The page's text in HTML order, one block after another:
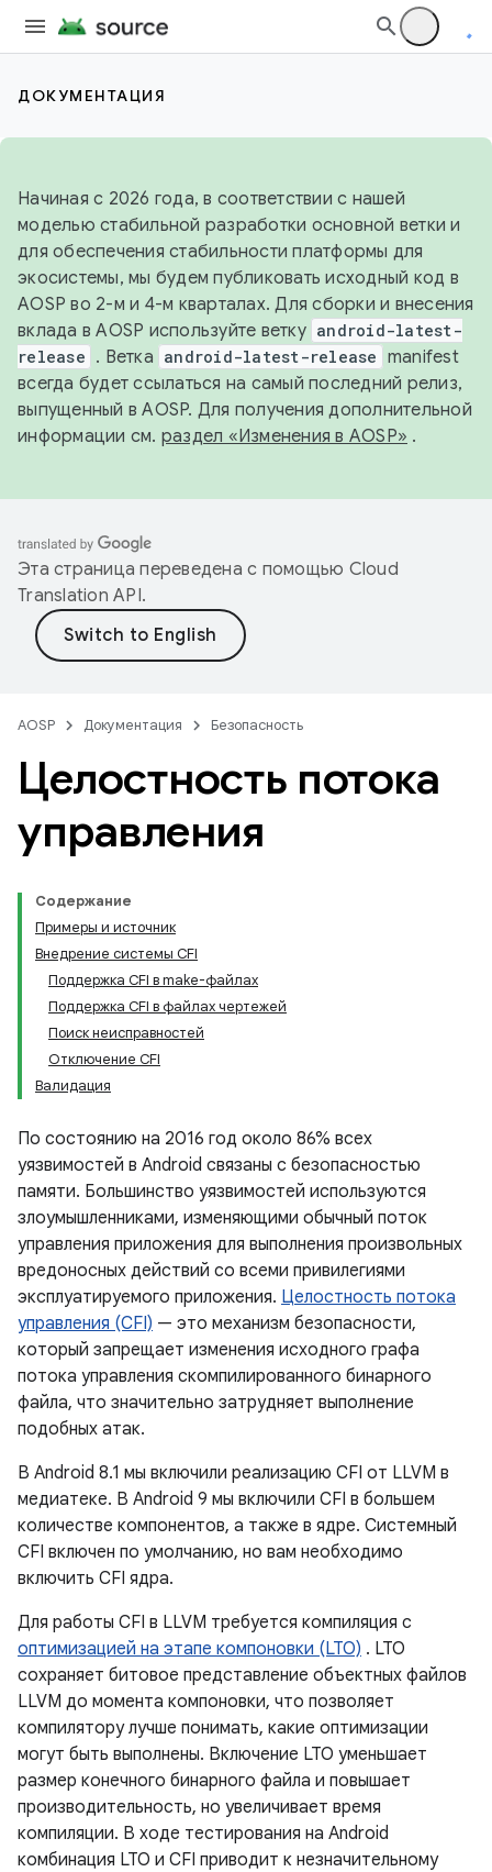
ДОКУМЕНТАЦИЯ
Начиная с 2026 года, в соответствии с нашей
моделью стабильной разработки основной ветки и
для обеспечения стабильности платформы для
экосистемы, мы будем публиковать исходный код в
AOSP во 2-м и 4-м кварталах. Для сборки и внесения
вклада в AOSP используйте ветку android-latest-
release . Ветка android-latest-release manifest
всегда будет ссылаться на самый последний релиз,
выпущенный в AOSP. Для получения дополнительной
информации см. раздел «Изменения в AOSP» .
Эта страница переведена с помощью Cloud
Translation API.
AOSP Документация Безопасность
Целостность потока
управления
Содержание
Примеры и источник
Внедрение системы CFI
Поддержка CFI в make-файлах
Поддержка CFI в файлах чертежей
Поиск неисправностей
Отключение CFI
Валидация
По состоянию на 2016 год около 86% всех
уязвимостей в Android связаны с безопасностью
памяти. Большинство уязвимостей используются
злоумышленниками, изменяющими обычный поток
управления приложения для выполнения произвольных
вредоносных действий со всеми привилегиями
эксплуатируемого приложения. Целостность потока
управления (CFI) — это механизм безопасности,
который запрещает изменения исходного графа
потока управления скомпилированного бинарного
файла, что значительно затрудняет выполнение
подобных атак.
В Android 8.1 мы включили реализацию CFI от LLVM в
медиатеке. В Android 9 мы включили CFI в большем
количестве компонентов, а также в ядре. Системный
CFI включен по умолчанию, но вам необходимо
включить CFI ядра.
Для работы CFI в LLVM требуется компиляция с
оптимизацией на этапе компоновки (LTO) . LTO
сохраняет битовое представление объектных файлов
LLVM до момента компоновки, что позволяет
компилятору лучше понимать, какие оптимизации
могут быть выполнены. Включение LTO уменьшает
размер конечного бинарного файла и повышает
производительность, но увеличивает время
компиляции. В ходе тестирования на Android
комбинация LTO и CFI приводит к незначительному